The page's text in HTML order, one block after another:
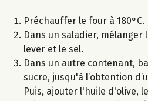
Préchauffer le four à 180°C.
Dans un saladier, mélanger
lever et le sel.
Dans un autre contenant,
sucre, jusqu'à l’obtention
Puis, ajouter l'huile d'olive,